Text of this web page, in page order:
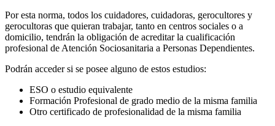
Por esta norma, todos los cuidadores, cuidadoras, gerocultores y
gerocultoras que quieran trabajar, tanto en centros sociales o a
domicilio, tendrán la obligación de acreditar la cualificación
profesional de Atención Sociosanitaria a Personas Dependientes.
Podrán acceder si se posee alguno de estos estudios:
ESO o estudio equivalente
Formación Profesional de grado medio de la misma familia
Otro certificado de profesionalidad de la misma familia